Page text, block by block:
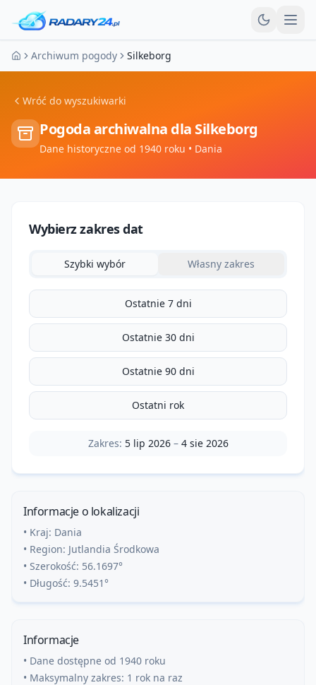
Strona główna
Archiwum pogody Silkeborg
Wróć do wyszukiwarki
Pogoda archiwalna dla Silkeborg
Dane historyczne od 1940 roku • Dania
Wybierz zakres dat
Szybki wybór Własny zakres
Ostatnie 7 dni
Ostatnie 30 dni
Ostatnie 90 dni
Ostatni rok
Zakres: 5 lip 2026– 4 sie 2026
Informacje o lokalizacji
• Kraj: Dania
• Region: Jutlandia Środkowa
• Szerokość: 56.1697°
• Długość: 9.5451°
Informacje
• Dane dostępne od 1940 roku
• Maksymalny zakres: 1 rok na raz